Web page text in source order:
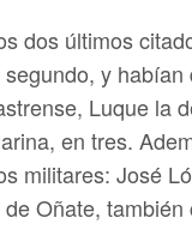
dos últimos
segundo, y
Luque la
en tres.
militares: José
Oñate,